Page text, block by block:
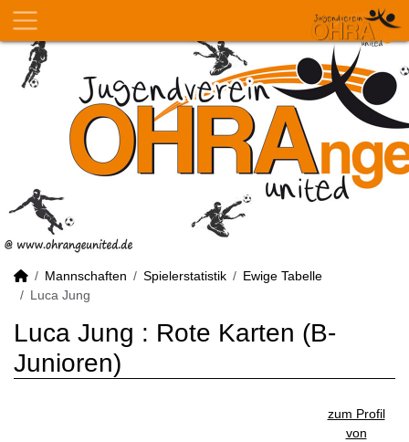
Mannschaften Spielerstatistik
Ewige Tabelle
Luca Jung
Luca Jung : Rote Karten (B-
Junioren)
zum Profil
von